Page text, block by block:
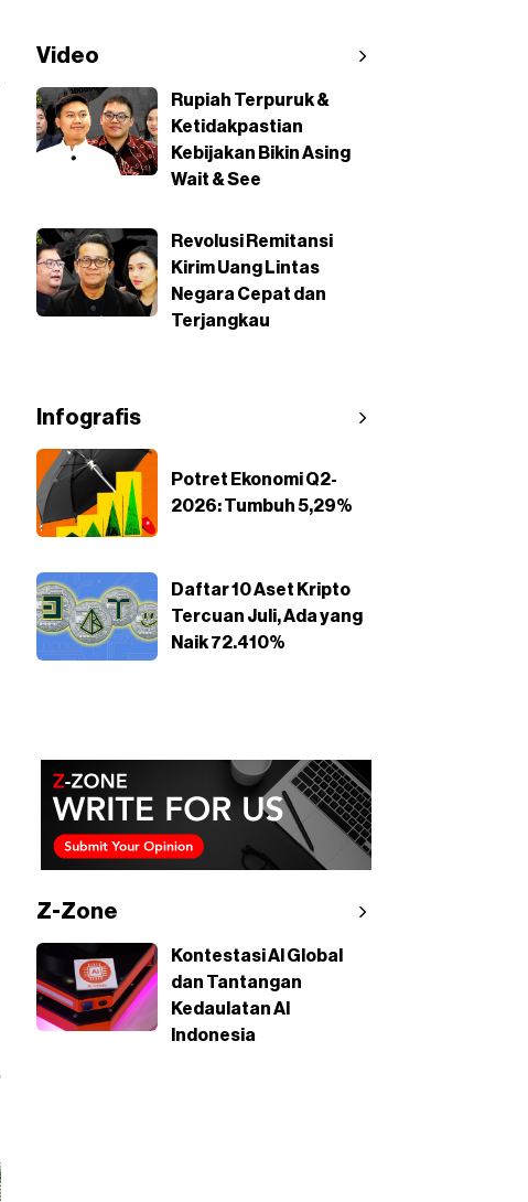
Video
Rupiah Terpuruk &
Ketidakpastian
Kebijakan Bikin Asing
Wait & See
Revolusi Remitansi
Kirim Uang Lintas
Negara Cepat dan
Terjangkau
Infografis
Potret Ekonomi Q2-
2026: Tumbuh 5,29%
Daftar 10 Aset Kripto
Tercuan Juli, Ada yang
Naik 72.410%
Z-Zone
Kontestasi AI Global
dan Tantangan
Kedaulatan AI
Indonesia